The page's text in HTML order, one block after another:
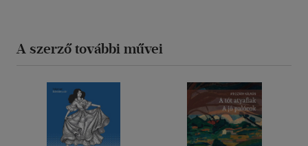
A szerző további művei